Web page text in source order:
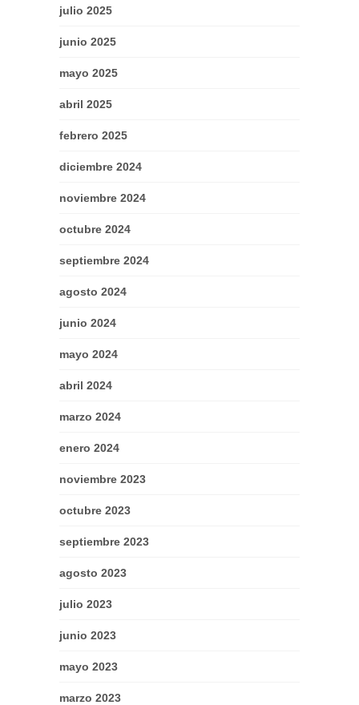
julio 2025
junio 2025
mayo 2025
abril 2025
febrero 2025
diciembre 2024
noviembre 2024
octubre 2024
septiembre 2024
agosto 2024
junio 2024
mayo 2024
abril 2024
marzo 2024
enero 2024
noviembre 2023
octubre 2023
septiembre 2023
agosto 2023
julio 2023
junio 2023
mayo 2023
marzo 2023